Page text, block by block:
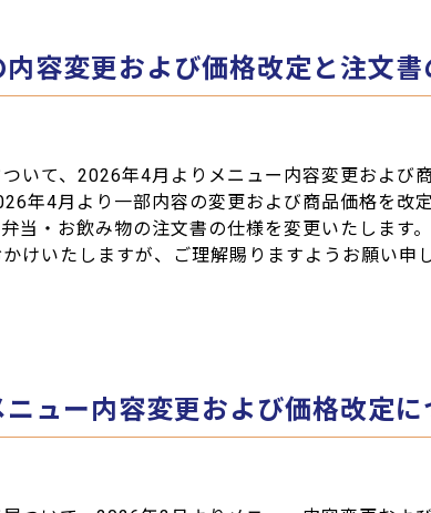
容変更および価格改定と注文
いて、2026年4月よりメニュー内容変更および
年4月より一部内容の変更および商品価格を改定
当・お飲み物の注文書の仕様を変更いたします。
けいたしますが、ご理解賜りますようお願い申
ュー内容変更および価格改定に